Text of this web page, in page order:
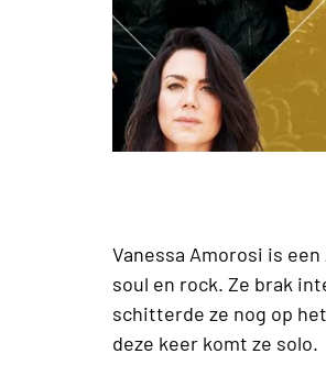
Vanessa Amorosi is
soul en rock. Ze brak
schitterde ze nog op
deze keer komt ze solo.